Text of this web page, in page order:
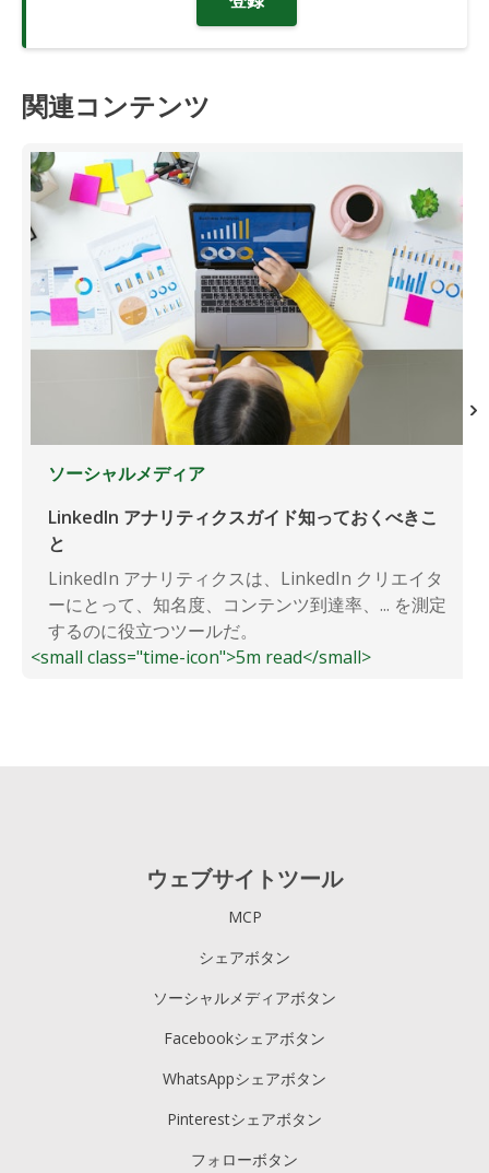
関連コンテンツ
ソーシャルメディア
LinkedIn アナリティクスガイド知っておくべきこ
と
LinkedIn アナリティクスは、LinkedIn クリエイタ
ーにとって、知名度、コンテンツ到達率、... を測定
するのに役立つツールだ。
<small class="time-icon">5m read</small>
ウェブサイトツール
MCP
シェアボタン
ソーシャルメディアボタン
Facebookシェアボタン
WhatsAppシェアボタン
Pinterestシェアボタン
フォローボタン